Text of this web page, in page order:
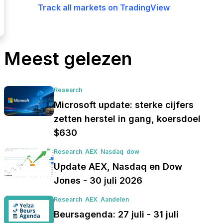
Track all markets on TradingView
Meest gelezen
Research
Microsoft update: sterke cijfers
zetten herstel in gang, koersdoel
$630
Research AEX Nasdaq dow
Update AEX, Nasdaq en Dow
Jones - 30 juli 2026
Research AEX Aandelen
Beursagenda: 27 juli - 31 juli